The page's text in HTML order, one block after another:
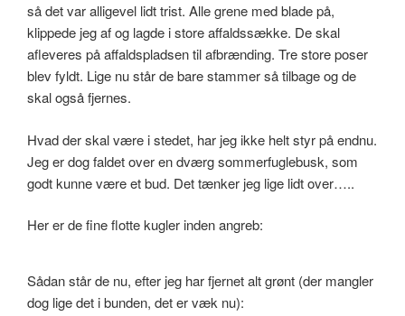
så det var alligevel lidt trist. Alle grene med blade på,
klippede jeg af og lagde i store affaldssække. De skal
afleveres på affaldspladsen til afbrænding. Tre store poser
blev fyldt. Lige nu står de bare stammer så tilbage og de
skal også fjernes.
Hvad der skal være i stedet, har jeg ikke helt styr på endnu.
Jeg er dog faldet over en dværg sommerfuglebusk, som
godt kunne være et bud. Det tænker jeg lige lidt over…..
Her er de fine flotte kugler inden angreb:
Sådan står de nu, efter jeg har fjernet alt grønt (der mangler
dog lige det i bunden, det er væk nu):